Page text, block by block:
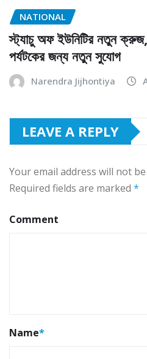
NATIONAL
স্ট্যাচু অফ ইউনিটির নতুন ক্রুজ,
পর্যটকের জন্য নতুন সুযোগ
Narendra Jijhontiya
LEAVE A REPLY
Your email address will not
Required fields are marked *
Comment
Name*